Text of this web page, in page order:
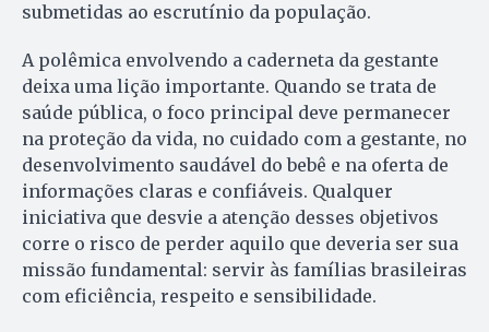
submetidas ao escrutínio da população.
A polêmica envolvendo a caderneta da gestante
deixa uma lição importante. Quando se trata de
saúde pública, o foco principal deve permanecer
na proteção da vida, no cuidado com a gestante, no
desenvolvimento saudável do bebê e na oferta de
informações claras e confiáveis. Qualquer
iniciativa que desvie a atenção desses objetivos
corre o risco de perder aquilo que deveria ser sua
missão fundamental: servir às famílias brasileiras
com eficiência, respeito e sensibilidade.